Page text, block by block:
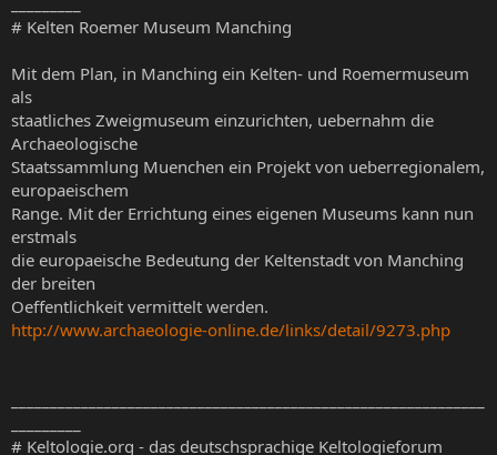
# Kelten Roemer Museum Manching
Mit dem Plan, in Manching ein Kelten- und Roemermuseum
als
staatliches Zweigmuseum einzurichten, uebernahm die
Archaeologische
Staatssammlung Muenchen ein Projekt von ueberregionalem,
europaeischem
Range. Mit der Errichtung eines eigenen Museums kann nun
erstmals
die europaeische Bedeutung der Keltenstadt von Manching
der breiten
Oeffentlichkeit vermittelt werden.
http://www.archaeologie-online.de/links/detail/9273.php
# Keltologie.org - das deutschsprachige Keltologieforum